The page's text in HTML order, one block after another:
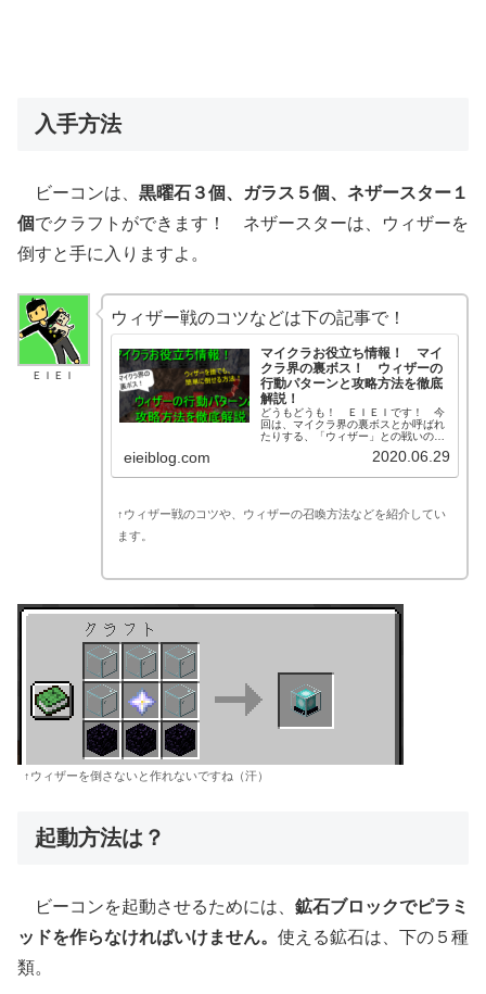
入手方法
ビーコンは、 黒曜石３個、ガラス５個、ネザースター１
個でクラフトができます！ ネザースターは、ウィザーを
倒すと手に入りますよ。
ＥＩＥＩ
ウィザー戦のコツなどは下の記事で！
マイクラお役立ち情報！ マイ
クラ界の裏ボス！ ウィザーの
行動パターンと攻略方法を徹底
解説！
どうもどうも！ ＥＩＥＩです！ 今
回は、マイクラ界の裏ボスとか呼ばれ
たりする、「ウィザー」との戦いのコ
ＥＩウィザーは、とても強力なモンス
eieiblog.com 2020.06.29
↑ウィザー戦のコツや、ウィザーの召喚方法などを紹介してい
ます。
↑ウィザーを倒さないと作れないですね（汗）
起動方法は？
ビーコンを起動させるためには、 鉱石ブロックでピラミ
ッドを作らなければいけません。 使える鉱石は、下の５種
類。